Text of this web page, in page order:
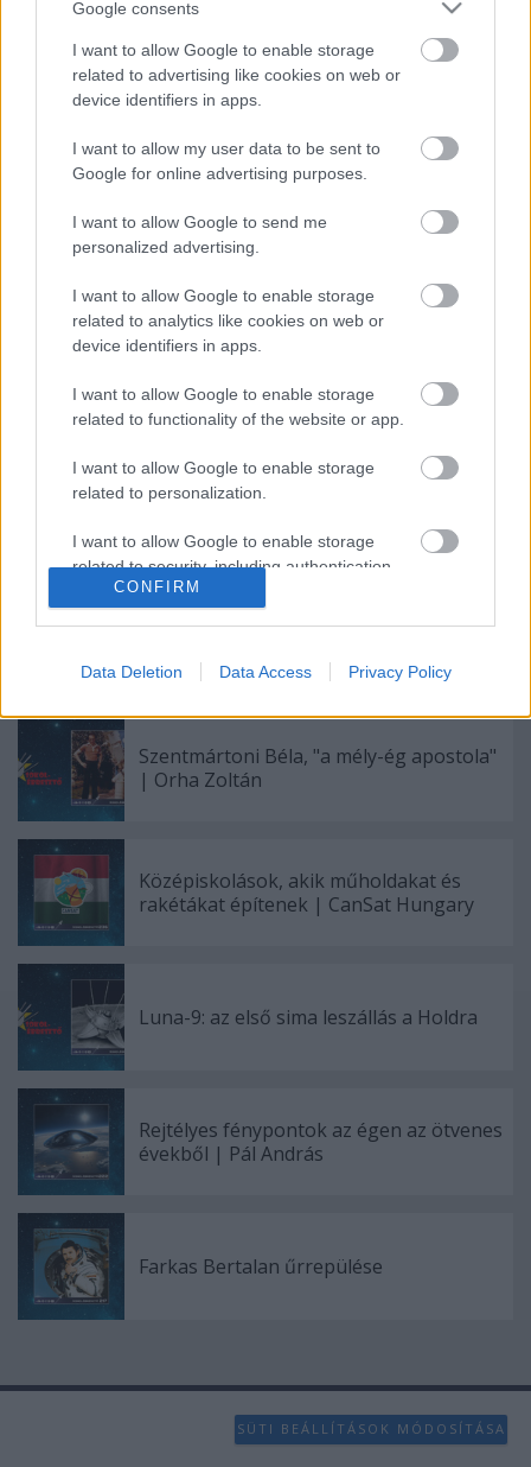
Google consents
I want to allow Google to enable storage
related to advertising like cookies on web or
device identifiers in apps.
I want to allow my user data to be sent to
Google for online advertising purposes.
I want to allow Google to send me
personalized advertising.
I want to allow Google to enable storage
related to analytics like cookies on web or
device identifiers in apps.
I want to allow Google to enable storage
related to functionality of the website or app.
I want to allow Google to enable storage
related to personalization.
I want to allow Google to enable storage
related to security, including authentication
functionality and fraud prevention, and other
CONFIRM
Data Deletion Data Access Privacy Policy
emTV.hu //Parallaxis// borítókép: Wikipedia
Címkék:Történelem Tilos Rádió Kármán Tódor
Magyar
vonatkozás Sokolébresztő Orha Zoltán
Ajánlott bejegyzések:
Szentmártoni Béla, "a mély-ég apostola"
| Orha Zoltán
Középiskolások, akik műholdakat és
rakétákat építenek | CanSat Hungary
Luna-9: az első sima leszállás a Holdra
Rejtélyes fénypontok az égen az ötvenes
évekből | Pál András
Farkas Bertalan űrrepülése
SÜTI BEÁLLÍTÁSOK MÓDOSÍTÁSA